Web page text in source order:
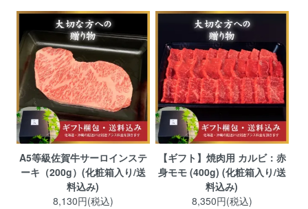
A5等級佐賀牛サーロインステ
ーキ（200g）(化粧箱入り/送
料込み)
8,130円(税込)
【ギフト】焼肉用 カルビ：赤
身モモ (400g) (化粧箱入り/送
料込み)
8,350円(税込)